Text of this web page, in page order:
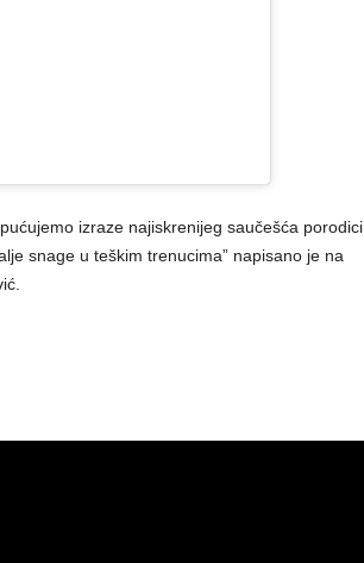
izraze najiskrenijeg saučešća porodici
snage u teškim trenucima” napisano je na